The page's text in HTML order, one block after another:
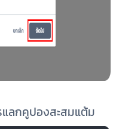
แลกคูปองสะสมแต้ม